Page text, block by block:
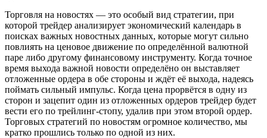
Торговля на новостях — это особый вид стратегии, при
которой трейдер анализирует экономический календарь в
поисках важных новостных данных, которые могут сильно
повлиять на ценовое движение по определённой валютной
паре либо другому финансовому инструменту. Когда точное
время выхода важной новости определёно он выставляет
отложенные ордера в обе стороны и ждёт её выхода, надеясь
поймать сильный импульс. Когда цена прорвётся в одну из
сторон и зацепит один из отложенных ордеров трейдер будет
вести его по трейлинг-стопу, удалив при этом второй ордер.
Торговых стратегий по новостям огромное количество, мы
кратко прошлись только по одной из них.